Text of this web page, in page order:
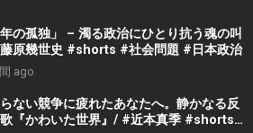
年の孤独」 – 濁る政治にひとり抗う魂の叫
原幾世史 #shorts #社会問題 #日本政治
ago
ない競争に疲れたあなたへ。静かなる反
『かわいた世界』/ #近本真季 #shorts